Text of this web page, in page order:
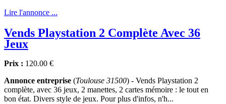
Lire l'annonce ...
Vends Playstation 2 Complète Avec 36
Jeux
Prix : 120.00 €
Annonce entreprise (Toulouse 31500) - Vends Playstation 2
complète, avec 36 jeux, 2 manettes, 2 cartes mémoire : le tout en
bon état. Divers style de jeux. Pour plus d'infos, n'h...